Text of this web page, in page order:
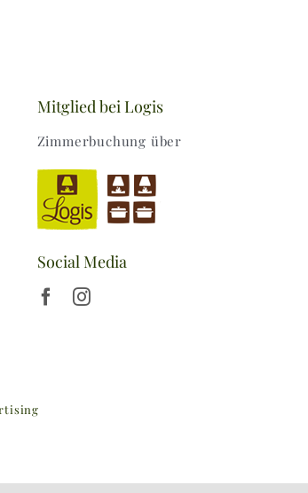
Mitglied bei Logis
Zimmerbuchung über
Social Media